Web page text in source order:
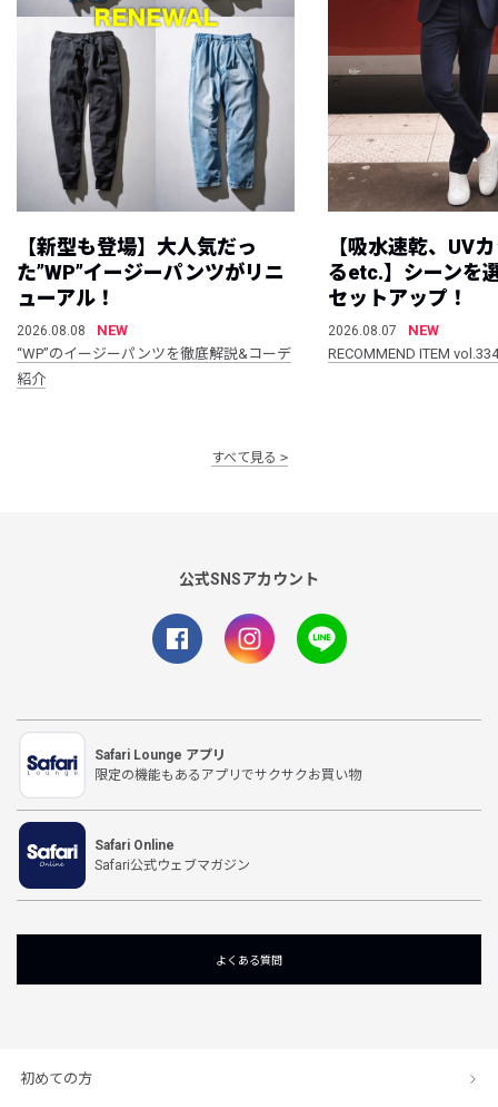
【新型も登場】大人気だっ
た”WP”イージーパンツがリニ
ューアル！
2026.08.08
NEW
“WP”のイージーパンツを徹底解説&コーデ
紹介
【吸水速乾、UV
るetc.】シーンを
セットアップ！
2026.08.07
NEW
RECOMMEND ITEM vol.334
すべて見る
公式SNSアカウント
Safari Lounge アプリ
限定の機能もあるアプリでサクサクお買い物
Safari Online
Safari公式ウェブマガジン
よくある質問
初めての方